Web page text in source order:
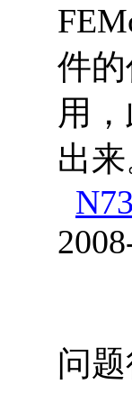
件
用
出来
问